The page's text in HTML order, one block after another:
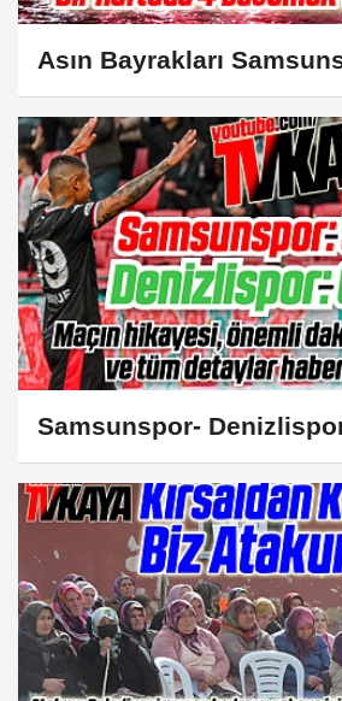
Asın Bayrakları
Samsunspor-